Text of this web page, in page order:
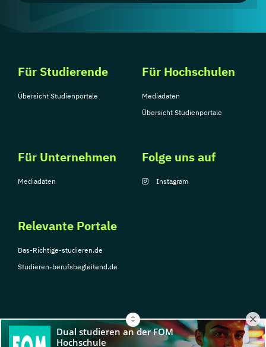
Für Studierende
Übersicht Studienportale
Für Hochschulen
Mediadaten
Übersicht Studienportale
Für Unternehmen
Mediadaten
Relevante Portale
Das-Richtige-studieren.de
Studieren-berufsbegleitend.de
Folge uns auf
Instagram
© Copyright 2026, TarGroup Media GmbH